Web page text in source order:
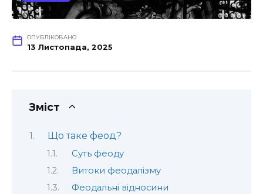
ОПУБЛІКОВАНО
13 Листопада, 2025
Зміст
Що таке феод?
Суть феоду
Витоки феодалізму
Феодальні відносини